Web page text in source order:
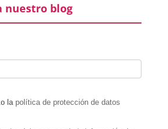
nuestro blog
la política de protección de datos